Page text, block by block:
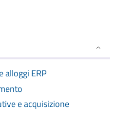
alloggi ERP
e acquisizione